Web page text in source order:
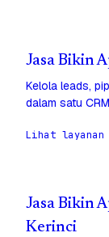
Jasa Bikin
Kelola leads,
dalam satu
Lihat layanan
Jasa Bikin
Kerinci